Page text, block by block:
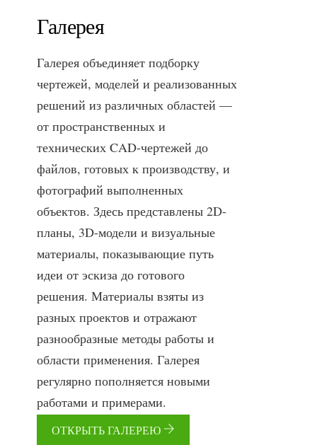
Галерея
Галерея объединяет подборку
чертежей, моделей и реализованных
решений из различных областей —
от пространственных и
технических CAD-чертежей до
файлов, готовых к производству, и
фотографий выполненных
объектов. Здесь представлены 2D-
планы, 3D-модели и визуальные
материалы, показывающие путь
идеи от эскиза до готового
решения. Материалы взяты из
разных проектов и отражают
разнообразные методы работы и
области применения. Галерея
регулярно пополняется новыми
работами и примерами.
ОТКРЫТЬ ГАЛЕРЕЮ